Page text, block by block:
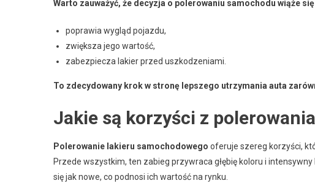
Warto zauważyć, że decyzja o polerowaniu samochodu wiąże
poprawia wygląd pojazdu,
zwiększa jego wartość,
zabezpiecza lakier przed uszkodzeniami.
To zdecydowany krok w stronę lepszego utrzymania auta
Jakie są korzyści z polerowania
Polerowanie lakieru samochodowego oferuje szereg korzyści,
Przede wszystkim, ten zabieg przywraca głębię koloru i
się jak nowe, co podnosi ich wartość na rynku.